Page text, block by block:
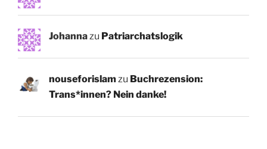
Johannazu Patriarchatslogik
nouseforislam zu Buchrezension:
Trans*innen? Nein danke!